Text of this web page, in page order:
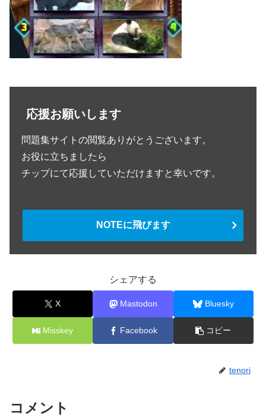
応援お願いします
問題集サイトの閲覧ありがとうございます。
お役に立ちましたら
チップにて応援していただけますと幸いです。
NOTEに飛びます
シェアする
X Mastodon Bluesky
Misskey Facebook コピー
tenori
コメント